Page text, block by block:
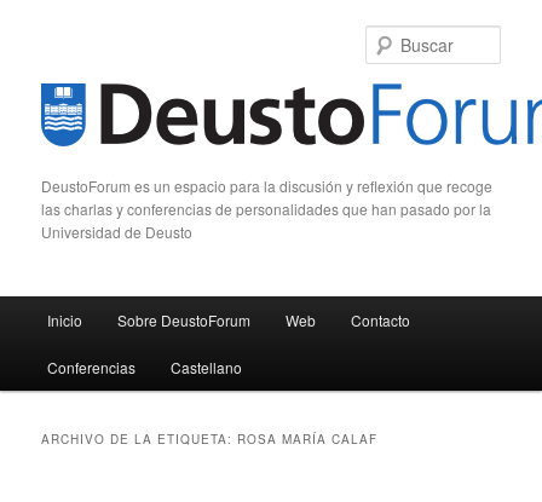
DeustoForum es un espacio para la discusión y reflexión que recoge
las charlas y conferencias de personalidades que han pasado por la
Universidad de Deusto
Ir al contenido principal
Ir al contenido secundario
Inicio Sobre DeustoForum Web Contacto
Conferencias Castellano
ARCHIVO DE LA ETIQUETA: ROSA MARÍA CALAF